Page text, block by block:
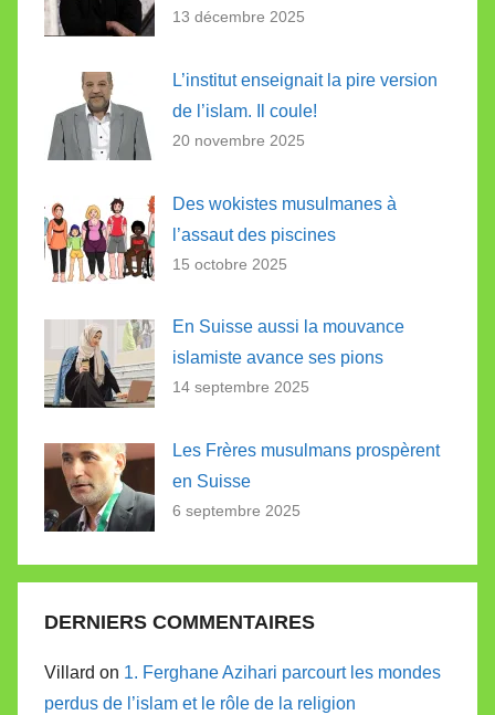
13 décembre 2025
L’institut enseignait la pire version
de l’islam. Il coule!
20 novembre 2025
Des wokistes musulmanes à
l’assaut des piscines
15 octobre 2025
En Suisse aussi la mouvance
islamiste avance ses pions
14 septembre 2025
Les Frères musulmans prospèrent
en Suisse
6 septembre 2025
DERNIERS COMMENTAIRES
Villard on 1. Ferghane Azihari parcourt les mondes
perdus de l’islam et le rôle de la religion